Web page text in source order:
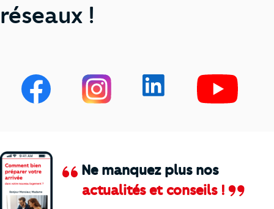
réseaux !
Ne manquez plus nos
actualités et conseils !